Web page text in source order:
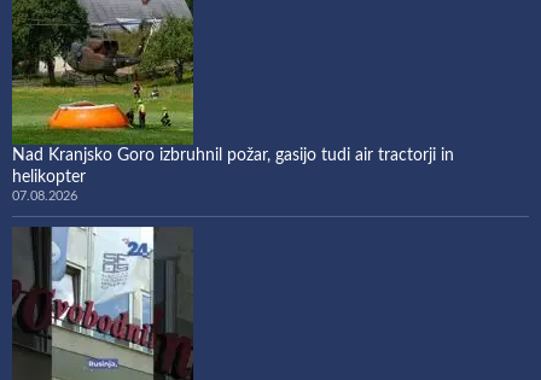
Nad Kranjsko Goro izbruhnil požar, gasijo tudi air tractorji in
helikopter
07.08.2026